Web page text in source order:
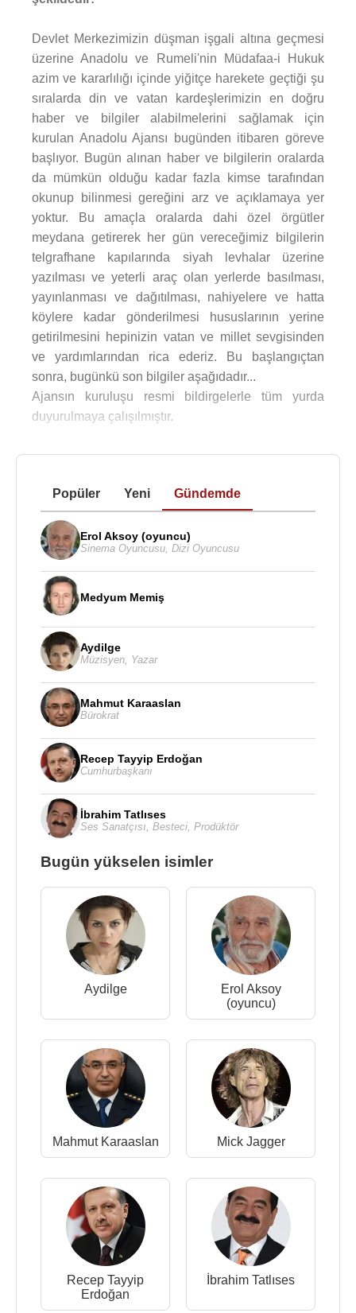
Devlet Merkezimizin düşman işgali altına geçmesi
üzerine Anadolu ve Rumeli'nin Müdafaa-i Hukuk
azim ve kararlılığı içinde yiğitçe harekete geçtiği şu
sıralarda din ve vatan kardeşlerimizin en doğru
haber ve bilgiler alabilmelerini sağlamak için
kurulan Anadolu Ajansı bugünden itibaren göreve
başlıyor. Bugün alınan haber ve bilgilerin oralarda
da mümkün olduğu kadar fazla kimse tarafından
okunup bilinmesi gereğini arz ve açıklamaya yer
yoktur. Bu amaçla oralarda dahi özel örgütler
meydana getirerek her gün vereceğimiz bilgilerin
telgrafhane kapılarında siyah levhalar üzerine
yazılması ve yeterli araç olan yerlerde basılması,
yayınlanması ve dağıtılması, nahiyelere ve hatta
köylere kadar gönderilmesi hususlarının yerine
getirilmesini hepinizin vatan ve millet sevgisinden
ve yardımlarından rica ederiz. Bu başlangıçtan
sonra, bugünkü son bilgiler aşağıdadır...
Ajansın kuruluşu resmi bildirgelerle tüm yurda
duyurulmaya çalışılmıştır.
Popüler Yeni Gündemde
Erol Aksoy (oyuncu)
Sinema Oyuncusu Dizi Oyuncusu
Medyum Memiş
Aydilge
Müzisyen Yazar
Mahmut Karaaslan
Bürokrat
Recep Tayyip Erdoğan
Cumhurbaşkanı
İbrahim Tatlıses
Ses Sanatçısı Besteci Prodüktör
Bugün yükselen isimler
Aydilge
Erol Aksoy
(oyuncu)
Mahmut Karaaslan Mick Jagger
Recep Tayyip
Erdoğan
İbrahim Tatlıses